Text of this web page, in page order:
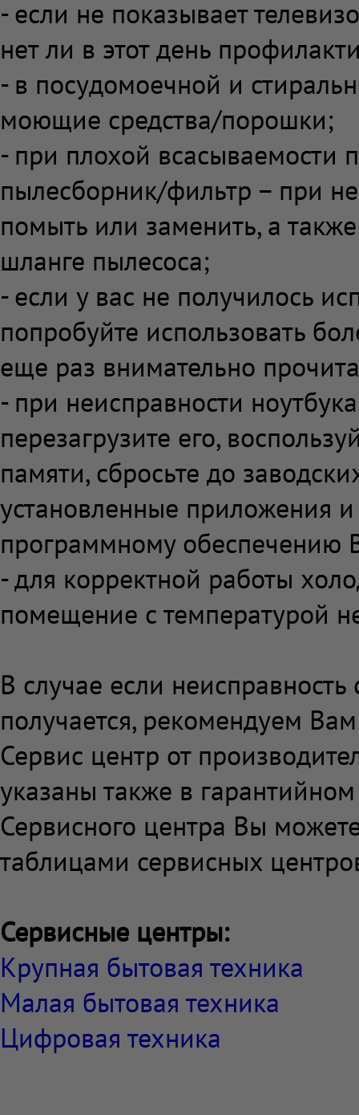
- если не показывает
нет ли в этот день
- в посудомоечной и
моющие средства/порошки;
- при плохой всасываемости
пылесборник/фильтр – при
помыть или заменить, а
шланге пылесоса;
- если у вас не получилось
попробуйте использовать
еще раз внимательно
- при неисправности
перезагрузите его,
памяти, сбросьте до
установленные приложения
программному обеспечению
- для корректной работы
помещение с температурой
В случае если неисправность
получается, рекомендуем
Сервис центр от
указаны также в
Сервисного центра Вы
таблицами сервисных
Сервисные центры:
Крупная бытовая техника
Малая бытовая техника
Цифровая техника